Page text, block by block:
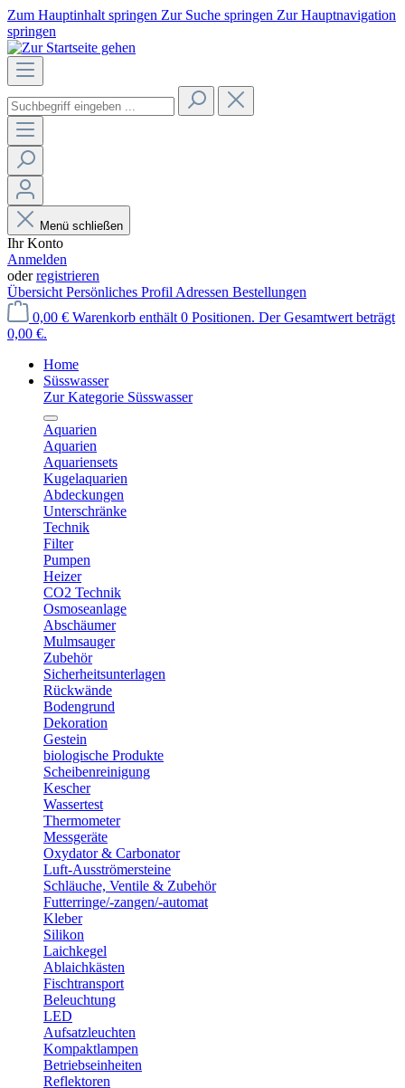
Zum Hauptinhalt springen Zur Suche springen Zur Hauptnavigation
springen
Menü schließen
Ihr Konto
Anmelden
oderregistrieren
Übersicht Persönliches Profil Adressen Bestellungen
0,00 € Warenkorb enthält 0 Positionen. Der Gesamtwert beträgt
0,00 €.
Home
Süsswasser
Zur Kategorie Süsswasser
Aquarien
Aquarien
Aquariensets
Kugelaquarien
Abdeckungen
Unterschränke
Technik
Filter
Pumpen
Heizer
CO2 Technik
Osmoseanlage
Abschäumer
Mulmsauger
Zubehör
Sicherheitsunterlagen
Rückwände
Bodengrund
Dekoration
Gestein
biologische Produkte
Scheibenreinigung
Kescher
Wassertest
Thermometer
Messgeräte
Oxydator & Carbonator
Luft-Ausströmersteine
Schläuche, Ventile & Zubehör
Futterringe/-zangen/-automat
Kleber
Silikon
Laichkegel
Ablaichkästen
Fischtransport
Beleuchtung
LED
Aufsatzleuchten
Kompaktlampen
Betriebseinheiten
Reflektoren